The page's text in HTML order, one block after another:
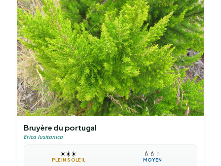
Bruyère du portugal
Erica lusitanica
☀️☀️☀️
PLEIN SOLEIL
💧 💧 💧
MOYEN